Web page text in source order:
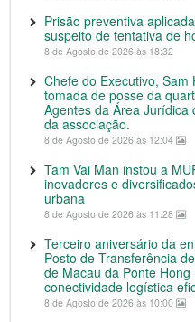
Prisão preventiva
suspeito de tentativa de
8 de Agosto de 2026 às 18:32
Chefe do Executivo,
tomada de posse da
Agentes da Área Jurídica
da associação.
8 de Agosto de 2026 às 12:04
Tam Vai Man instou a
inovadores e
urbana
8 de Agosto de 2026 às 11:28
Terceiro aniversário da
Posto de Transferência
de Macau da Ponte
conectividade logística
8 de Agosto de 2026 às 10:00